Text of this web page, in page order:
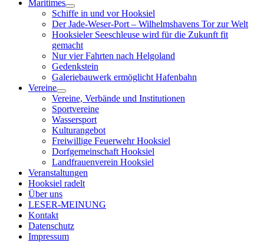
Maritimes
Menü
öffnen
Schiffe in und vor Hooksiel
Der Jade-Weser-Port – Wilhelmshavens Tor zur Welt
Hooksieler Seeschleuse wird für die Zukunft fit
gemacht
Nur vier Fahrten nach Helgoland
Gedenkstein
Galeriebauwerk ermöglicht Hafenbahn
Vereine
Menü
öffnen
Vereine, Verbände und Institutionen
Sportvereine
Wassersport
Kulturangebot
Freiwillige Feuerwehr Hooksiel
Dorfgemeinschaft Hooksiel
Landfrauenverein Hooksiel
Veranstaltungen
Hooksiel radelt
Über uns
LESER-MEINUNG
Kontakt
Datenschutz
Impressum